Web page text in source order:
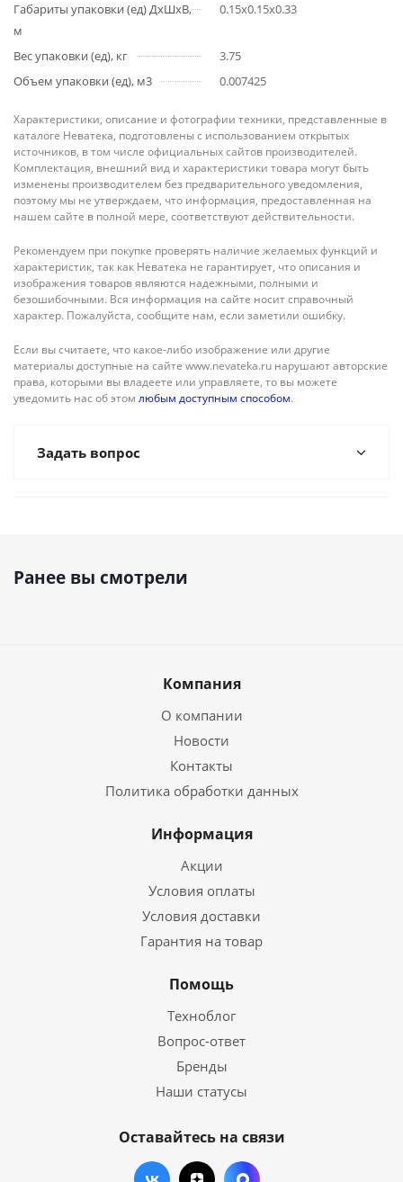
Габариты упаковки (ед) ДхШхВ,
м
0.15x0.15x0.33
Вес упаковки (ед), кг
3.75
Объем упаковки (ед), м3
0.007425
Характеристики, описание и фотографии техники, представленные в
каталоге Неватека, подготовлены с использованием открытых
источников, в том числе официальных сайтов производителей.
Комплектация, внешний вид и характеристики товара могут быть
изменены производителем без предварительного уведомления,
поэтому мы не утверждаем, что информация, предоставленная на
нашем сайте в полной мере, соответствуют действительности.
Рекомендуем при покупке проверять наличие желаемых функций и
характеристик, так как Неватека не гарантирует, что описания и
изображения товаров являются надежными, полными и
безошибочными. Вся информация на сайте носит справочный
характер. Пожалуйста, сообщите нам, если заметили ошибку.
Если вы считаете, что какое-либо изображение или другие
материалы доступные на сайте www.nevateka.ru нарушают авторские
права, которыми вы владеете или управляете, то вы можете
уведомить нас об этом любым доступным способом.
Задать вопрос
Ранее вы смотрели
Компания
О компании
Новости
Контакты
Политика обработки данных
Информация
Акции
Условия оплаты
Условия доставки
Гарантия на товар
Помощь
Техноблог
Вопрос-ответ
Бренды
Наши статусы
Оставайтесь на связи